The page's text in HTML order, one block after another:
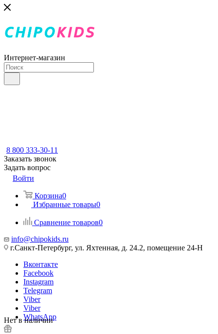
Интернет-магазин
8 800 333-30-11
Заказать звонок
Задать вопрос
Войти
Корзина0
Избранные товары0
Сравнение товаров0
info@chipokids.ru
г.Санкт-Петербург, ул. Яхтенная, д. 24.2, помещение 24-Н
Вконтакте
Facebook
Instagram
Telegram
Viber
Viber
WhatsApp
Нет в наличии